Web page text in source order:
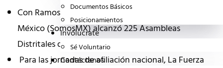
Documentos Básicos
Posicionamientos
Invólucrate
Sé Voluntario
Contáctanos
Con Ramos Arizpe, Culiacán y Poza Rica, Somos
México (SomosMX) alcanzó 225 Asambleas
Distritales de las 200 requisitadas por el INE.
Para las jornadas de afiliación nacional, La Fuerza